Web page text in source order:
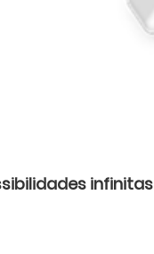
infinitas